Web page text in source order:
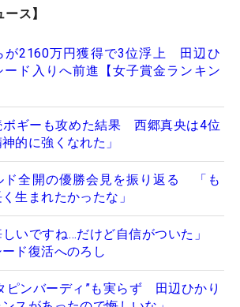
ス】
が2160万円獲得で3位浮上 田辺ひ
ード入りへ前進【女子賞金ランキン
ボギーも攻めた結果 西郷真央は4位
的に強くなれた」
ド全開の優勝会見を振り返る 「も
生まれたかったな」
しいですね…だけど自信がついた」
ド復活へのろし
ピンバーディ”も実らず 田辺ひかり